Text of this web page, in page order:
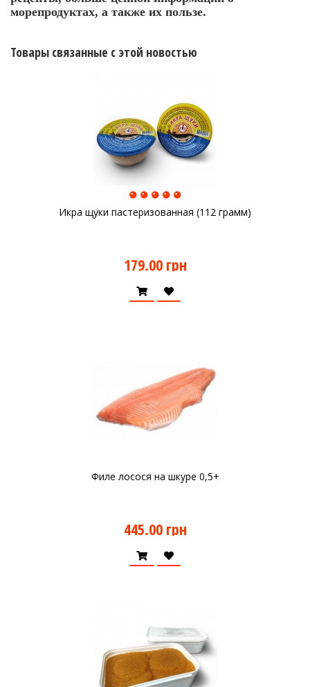
морепродуктах, а также их пользе.
Товары связанные с этой новостью
Икра щуки пастеризованная (112 грамм)
179.00 грн
Филе лосося на шкуре 0,5+
445.00 грн